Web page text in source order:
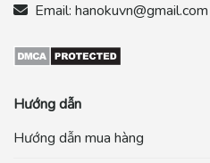
Email: hanokuvn@gmail.com
Hướng dẫn
Hướng dẫn mua hàng